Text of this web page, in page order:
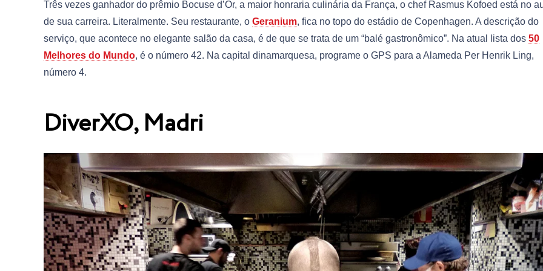
Três vezes ganhador do prêmio Bocuse d’Or, a maior honraria culinária da França, o chef Rasmus Kofoed está no
de sua carreira. Literalmente. Seu restaurante, o Geranium, fica no topo do estádio de Copenhagen. A descrição do
serviço, que acontece no elegante salão da casa, é de que se trata de um “balé gastronômico”. Na atual lista dos 50
Melhores do Mundo, é o número 42. Na capital dinamarquesa, programe o GPS para a Alameda Per Henrik Ling,
número 4.
DiverXO, Madri